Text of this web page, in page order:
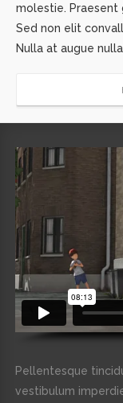
molestie. Praesent
Sed non elit
Nulla at augue
Pellentesque
vestibulum